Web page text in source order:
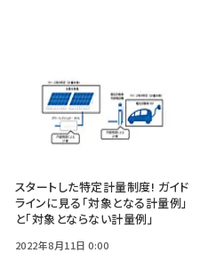
スタートした特定計量制度! ガイド
ラインに見る「対象となる計量例」
と「対象とならない計量例」
2022年8月11日 0:00